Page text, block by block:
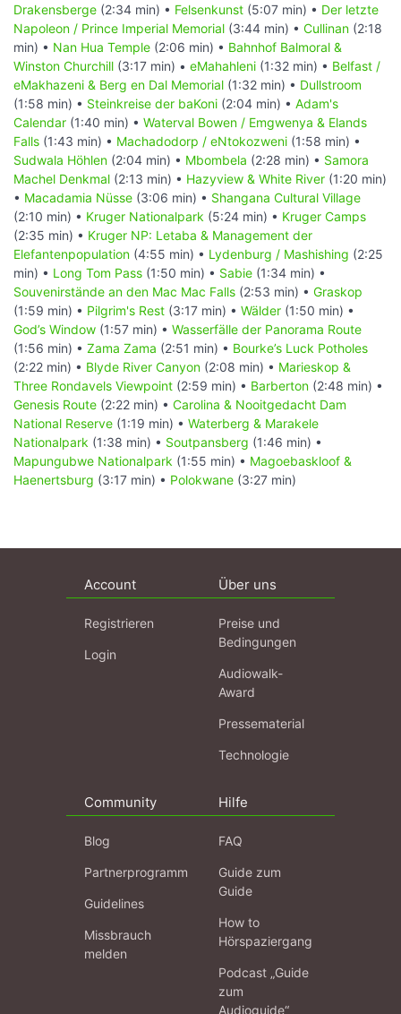
Drakensberge (2:34 min) • Felsenkunst (5:07 min) • Der letzte
Napoleon / Prince Imperial Memorial (3:44 min) • Cullinan (2:18
min) • Nan Hua Temple (2:06 min) • Bahnhof Balmoral &
Winston Churchill (3:17 min) • eMahahleni (1:32 min) • Belfast /
eMakhazeni & Berg en Dal Memorial (1:32 min) • Dullstroom
(1:58 min) • Steinkreise der baKoni (2:04 min) • Adam's
Calendar (1:40 min) • Waterval Bowen / Emgwenya & Elands
Falls (1:43 min) • Machadodorp / eNtokozweni (1:58 min) •
Sudwala Höhlen (2:04 min) • Mbombela (2:28 min) • Samora
Machel Denkmal (2:13 min) • Hazyview & White River (1:20 min)
• Macadamia Nüsse (3:06 min) • Shangana Cultural Village
(2:10 min) • Kruger Nationalpark (5:24 min) • Kruger Camps
(2:35 min) • Kruger NP: Letaba & Management der
Elefantenpopulation (4:55 min) • Lydenburg / Mashishing (2:25
min) • Long Tom Pass (1:50 min) • Sabie (1:34 min) •
Souvenirstände an den Mac Mac Falls (2:53 min) • Graskop
(1:59 min) • Pilgrim's Rest (3:17 min) • Wälder (1:50 min) •
God’s Window (1:57 min) • Wasserfälle der Panorama Route
(1:56 min) • Zama Zama (2:51 min) • Bourke’s Luck Potholes
(2:22 min) • Blyde River Canyon (2:08 min) • Marieskop &
Three Rondavels Viewpoint (2:59 min) • Barberton (2:48 min) •
Genesis Route (2:22 min) • Carolina & Nooitgedacht Dam
National Reserve (1:19 min) • Waterberg & Marakele
Nationalpark (1:38 min) • Soutpansberg (1:46 min) •
Mapungubwe Nationalpark (1:55 min) • Magoebaskloof &
Haenertsburg (3:17 min) • Polokwane (3:27 min)
Account
Registrieren
Login
Über uns
Preise und
Bedingungen
Audiowalk-
Award
Pressematerial
Technologie
Community
Blog
Partnerprogramm
Guidelines
Missbrauch
melden
Hilfe
FAQ
Guide zum
Guide
How to
Hörspaziergang
Podcast „Guide
zum
Audioguide“